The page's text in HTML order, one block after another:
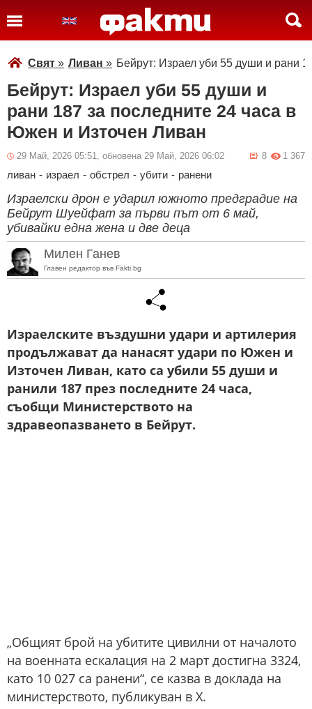
Свят » Ливан » Бейрут: Израел уби 55 души и рани
Бейрут: Израел уби 55 души и
рани 187 за последните 24 часа в
Южен и Източен Ливан
29 Май, 2026 05:51, обновена 29 Май, 2026 06:02 1 367
8
ливан - израел - обстрел - убити - ранени
Израелски дрон е ударил южното предградие на
Бейрут Шуейфат за първи път от 6 май,
убивайки една жена и две деца
Милен Ганев
Главен редактор във Fakti.bg
Израелските въздушни удари и артилерия
продължават да нанасят удари по Южен и
Източен Ливан, като са убили 55 души и
ранили 187 през последните 24 часа,
съобщи Министерството на
здравеопазването в Бейрут.
„Общият брой на убитите цивилни от началото
на военната ескалация на 2 март достигна 3324,
като 10 027 са ранени“, се казва в доклада на
министерството, публикуван в X.